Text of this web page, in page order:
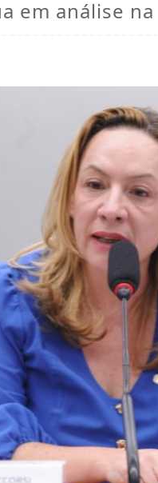
em análise